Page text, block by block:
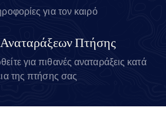
για τον καιρό
Αναταράξεων Πτήσης
για πιθανές αναταράξεις κατά
της πτήσης σας